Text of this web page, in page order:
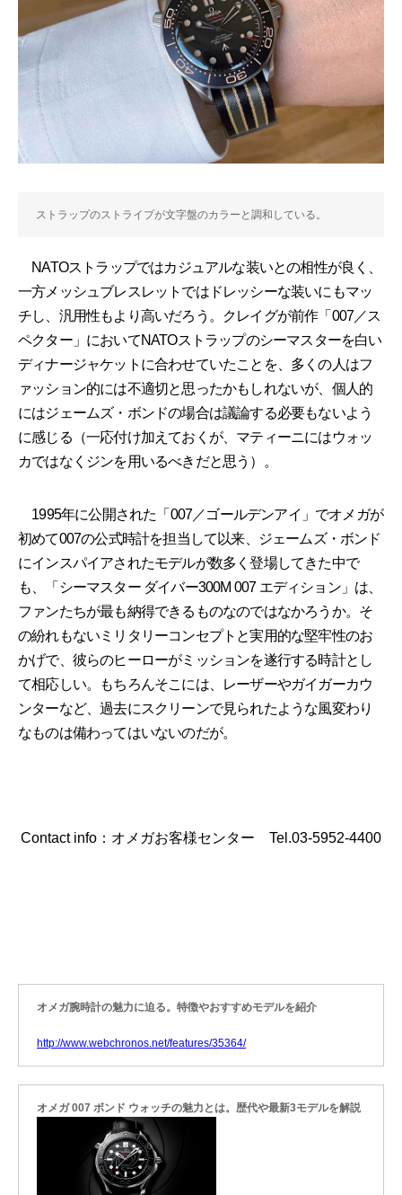
ストラップのストライプが文字盤のカラーと調和している。
NATOストラップではカジュアルな装いとの相性が良く、
一方メッシュブレスレットではドレッシーな装いにもマッ
チし、汎用性もより高いだろう。クレイグが前作「007／ス
ペクター」においてNATOストラップのシーマスターを白い
ディナージャケットに合わせていたことを、多くの人はフ
ァッション的には不適切と思ったかもしれないが、個人的
にはジェームズ・ボンドの場合は議論する必要もないよう
に感じる（一応付け加えておくが、マティーニにはウォッ
カではなくジンを用いるべきだと思う）。
1995年に公開された「007／ゴールデンアイ」でオメガが
初めて007の公式時計を担当して以来、ジェームズ・ボンド
にインスパイアされたモデルが数多く登場してきた中で
も、「シーマスター ダイバー300M 007 エディション」は、
ファンたちが最も納得できるものなのではなかろうか。そ
の紛れもないミリタリーコンセプトと実用的な堅牢性のお
かげで、彼らのヒーローがミッションを遂行する時計とし
て相応しい。もちろんそこには、レーザーやガイガーカウ
ンターなど、過去にスクリーンで見られたような風変わり
なものは備わってはいないのだが。
Contact info：オメガお客様センター Tel.03-5952-4400
オメガ腕時計の魅力に迫る。特徴やおすすめモデルを紹介
http://www.webchronos.net/features/35364/
オメガ 007 ボンド ウォッチの魅力とは。歴代や最新3モデルを解説